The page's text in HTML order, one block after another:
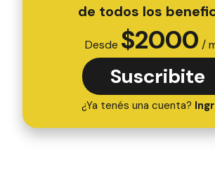
de todos los
Desde $2000 /
Suscribite
¿Ya tenés una cuenta?